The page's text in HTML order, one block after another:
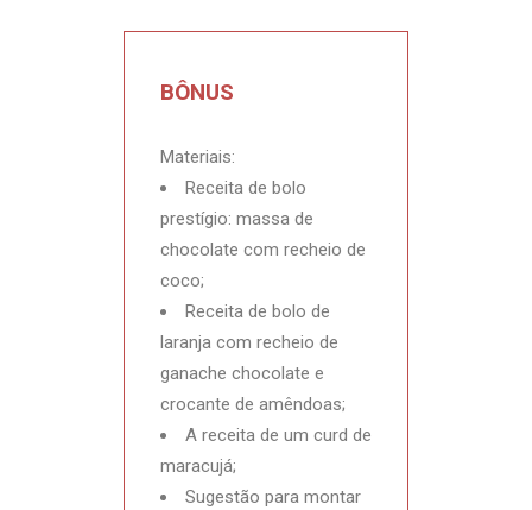
BÔNUS
Materiais:
Receita de bolo
prestígio: massa de
chocolate com recheio de
coco;
Receita de bolo de
laranja com recheio de
ganache chocolate e
crocante de amêndoas;
A receita de um curd de
maracujá;
Sugestão para montar